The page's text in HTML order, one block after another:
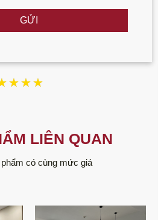
GỬI
LIÊN QUAN
có cùng mức giá